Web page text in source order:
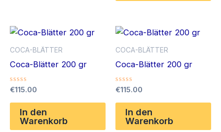
COCA-BLÄTTER
Coca-Blätter 200 gr
Bewertet
0
von
€115.00
In den
Warenkorb
COCA-BLÄTTER
Coca-Blätter 200 gr
Bewertet
0
von
€115.00
In den
Warenkorb